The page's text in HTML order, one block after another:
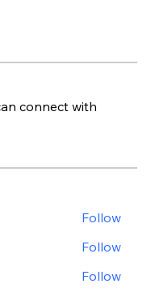
connect with
Follow
Follow
Follow